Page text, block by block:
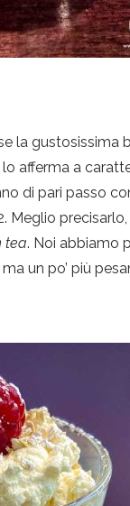
la
afferma a
di pari passo
Meglio
tea. Noi abbiamo
un po’ più